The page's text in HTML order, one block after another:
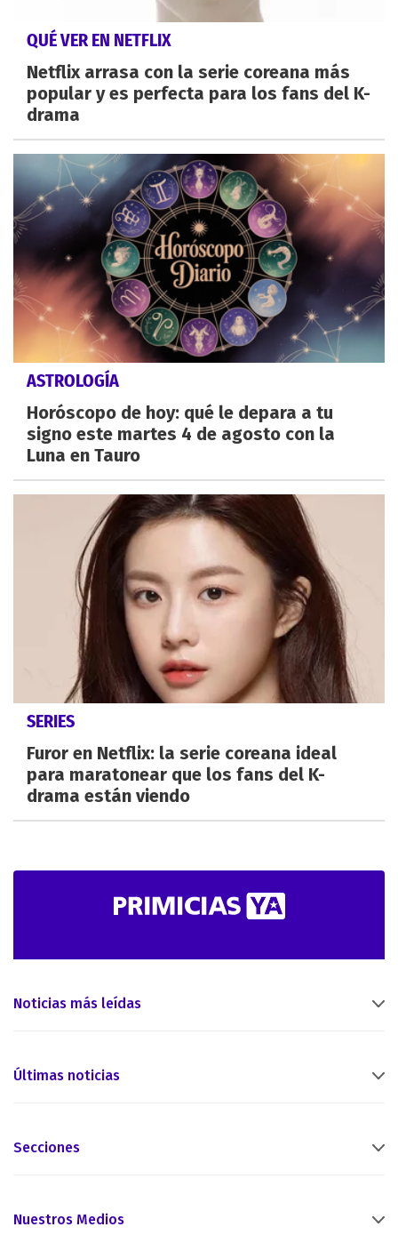
QUÉ VER EN NETFLIX
Netflix arrasa con la serie coreana más
popular y es perfecta para los fans del K-
drama
ASTROLOGÍA
Horóscopo de hoy: qué le depara a tu
signo este martes 4 de agosto con la
Luna en Tauro
SERIES
Furor en Netflix: la serie coreana ideal
para maratonear que los fans del K-
drama están viendo
Noticias más leídas
Últimas noticias
Secciones
Nuestros Medios